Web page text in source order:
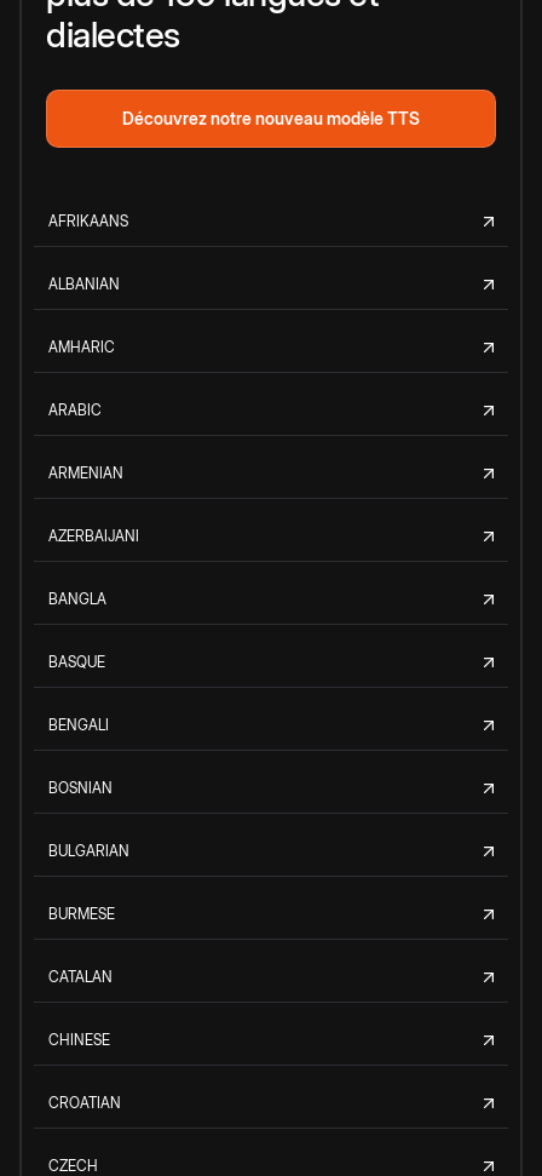
dialectes
Découvrez notre nouveau modèle TTS
AFRIKAANS
ALBANIAN
AMHARIC
ARABIC
ARMENIAN
AZERBAIJANI
BANGLA
BASQUE
BENGALI
BOSNIAN
BULGARIAN
BURMESE
CATALAN
CHINESE
CROATIAN
CZECH